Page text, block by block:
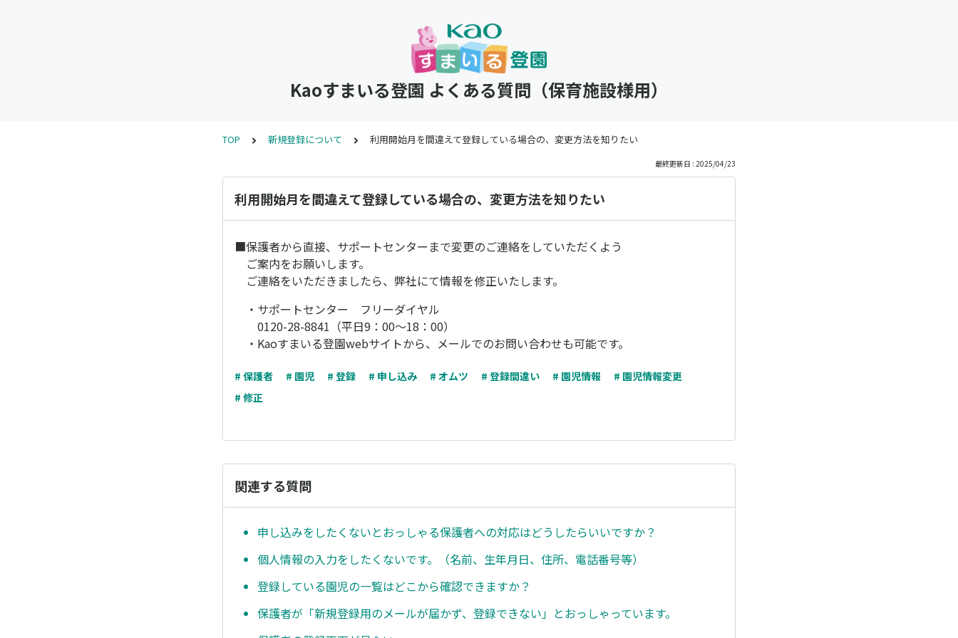
Kaoすまいる登園 よくある質問（保育施設様用）
TOP 新規登録について 利用開始月を間違えて登録している場合の、変更方法を知りたい
最終更新日 : 2025/04/23
利用開始月を間違えて登録している場合の、変更方法を知りたい
■保護者から直接、サポートセンターまで変更のご連絡をしていただくよう
ご案内をお願いします。
ご連絡をいただきましたら、弊社にて情報を修正いたします。
・サポートセンター フリーダイヤル
0120-28-8841（平日9：00～18：00）
・Kaoすまいる登園webサイトから、メールでのお問い合わせも可能です。
# 保護者 # 園児 # 登録 # 申し込み # オムツ # 登録間違い # 園児情報
# 園児情報変更
# 修正
関連する質問
申し込みをしたくないとおっしゃる保護者への対応はどうしたらいいですか？
個人情報の入力をしたくないです。（名前、生年月日、住所、電話番号等）
登録している園児の一覧はどこから確認できますか？
保護者が「新規登録用のメールが届かず、登録できない」とおっしゃっています。